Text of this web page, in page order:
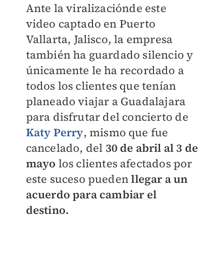
Ante la viralizaciónde este
video captado en Puerto
Vallarta, Jalisco, la empresa
también ha guardado silencio y
únicamente le ha recordado a
todos los clientes que tenían
planeado viajar a Guadalajara
para disfrutar del concierto de
Katy Perry, mismo que fue
cancelado, del 30 de abril al 3 de
mayo los clientes afectados por
este suceso puedenllegar a un
acuerdo para cambiar el
destino.